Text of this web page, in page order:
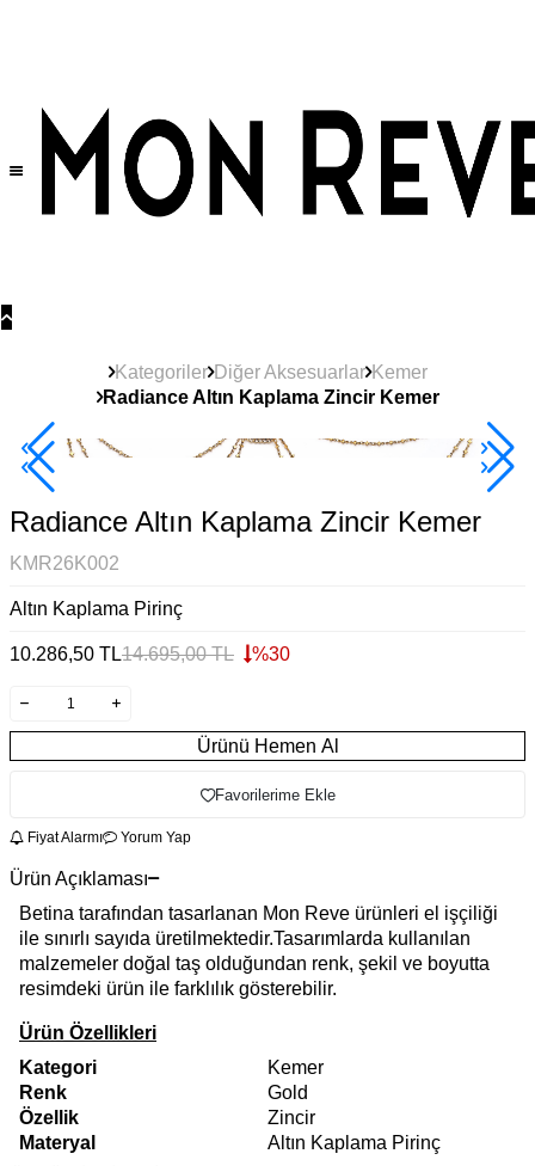
Kategoriler Diğer Aksesuarlar Kemer
Radiance Altın Kaplama Zincir Kemer
2+ Ürüne +%10
Radiance Altın Kaplama Zincir Kemer
KMR26K002
Altın Kaplama Pirinç
10.286,50 TL14.695,00TL %30
Ürünü Hemen Al
Favorilerime Ekle
Fiyat Alarmı Yorum Yap
Ürün Açıklaması
Betina tarafından tasarlanan Mon Reve ürünleri el işçiliği
ile sınırlı sayıda üretilmektedir.Tasarımlarda kullanılan
malzemeler doğal taş olduğundan renk, şekil ve boyutta
resimdeki ürün ile farklılık gösterebilir.
Ürün Özellikleri
Kategori
Kemer
Renk
Gold
Özellik
Zincir
Materyal
Altın Kaplama Pirinç